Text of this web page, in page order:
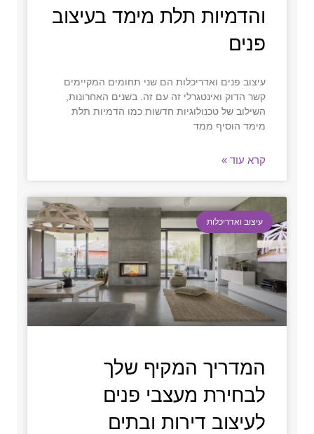
והדמיות תלת מימד בעיצוב
פנים
עיצוב פנים ואדריכלות הם שני תחומים המקיימים
קשר הדוק ואינטגרלי זה עם זה. בשנים האחרונות,
השילוב של טכנולוגיות חדשות כמו הדמיות תלת
מימד הוסיף ממד
קרא עוד »
עיצוב ואדריכלות
המדריך המקיף שלך
לבחירת מעצבי פנים
לעיצוב דירות ובתים